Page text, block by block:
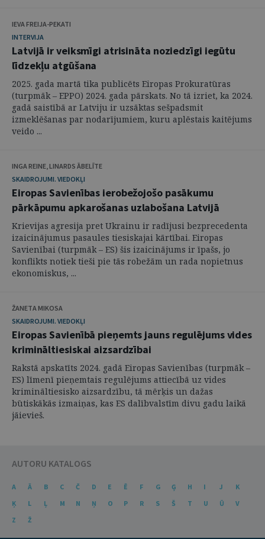
IEVA FREIJA-PEKATI
INTERVIJA
Latvijā ir veiksmīgi atrisināta noziedzīgi iegūtu
līdzekļu atgūšana
2025. gada martā tika publicēts Eiropas Prokuratūras
(turpmāk – EPPO) 2024. gada pārskats. No tā izriet, ka 2024.
gadā saistībā ar Latviju ir uzsāktas sešpadsmit
izmeklēšanas par nodarījumiem, kuru aplēstais kaitējums
veido ...
INGA REINE, LINARDS ĀBELĪTE
SKAIDROJUMI. VIEDOKĻI
Eiropas Savienības ierobežojošo pasākumu
pārkāpumu apkarošanas uzlabošana Latvijā
Krievijas agresija pret Ukrainu ir radījusi bezprecedenta
izaicinājumus pasaules tiesiskajai kārtībai. Eiropas
Savienībai (turpmāk – ES) šis izaicinājums ir īpašs, jo
konflikts notiek tieši pie tās robežām un rada nopietnus
ekonomiskus, ...
ŽANETA MIKOSA
SKAIDROJUMI. VIEDOKĻI
Eiropas Savienībā pieņemts jauns regulējums vides
krimināltiesiskai aizsardzībai
Rakstā apskatīts 2024. gadā Eiropas Savienības (turpmāk –
ES) līmenī pieņemtais regulējums attiecībā uz vides
krimināltiesisko aizsardzību, tā mērķis un dažas
būtiskākās izmaiņas, kas ES dalībvalstīm divu gadu laikā
jāievieš.
AUTORU KATALOGS
A Ā B C Č D E Ē F G Ģ H I J
K
Ķ
L Ļ M N Ņ O P R S Š T U Ū
V
Z
Ž